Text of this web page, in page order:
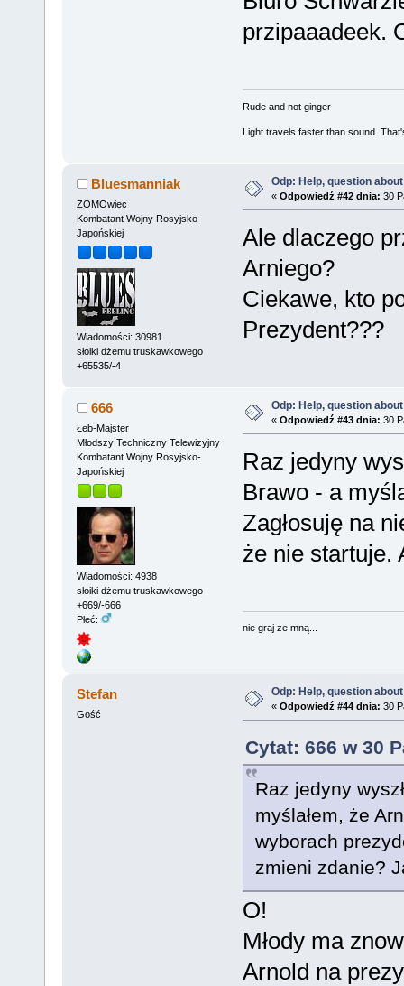
przipaaadeek.
Rude and not ginger
Light travels faster than sound.
Bluesmanniak
ZOMOwiec
Kombatant Wojny Rosyjsko-
Japońskiej
Wiadomości: 30981
słoiki dżemu truskawkowego
+65535/-4
Odp: Help, question
« Odpowiedź #42 dnia: 30
Ale dlaczego
Arniego?
Ciekawe, kto
Prezydent???
666
Łeb-Majster
Młodszy Techniczny Telewizyjny
Kombatant Wojny Rosyjsko-
Japońskiej
Wiadomości: 4938
słoiki dżemu truskawkowego
+669/-666
Płeć:
Odp: Help, question
« Odpowiedź #43 dnia: 30
Raz jedyny
Brawo - a
Zagłosuję na
że nie startuje.
nie graj ze mną...
Stefan
Gość
Odp: Help, question
« Odpowiedź #44 dnia: 30
Cytat: 666 w 30
Raz jedyny
myślałem, że
wyborach
zmieni zdanie?
O!
Młody ma
Arnold na